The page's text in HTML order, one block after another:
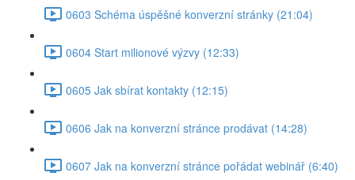
0603 Schéma úspěšné konverzní stránky (21:04)
0604 Start milionové výzvy (12:33)
0605 Jak sbírat kontakty (12:15)
0606 Jak na konverzní stránce prodávat (14:28)
0607 Jak na konverzní stránce pořádat webinář (6:40)